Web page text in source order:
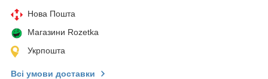
Нова Пошта
Магазини Rozetka
Укрпошта
Всі умови доставки